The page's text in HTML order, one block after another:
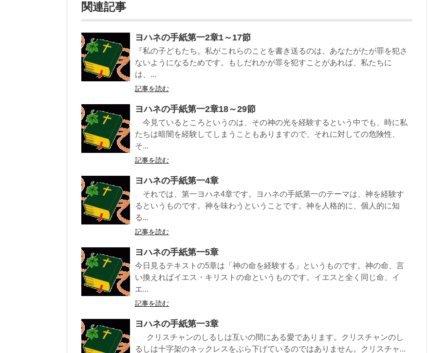
関連記事
ヨハネの手紙第一2章1～17節
『私の子どもたち。私がこれらのことを書き送るのは、あなたがたが罪を犯さ
ないようになるためです。もしだれかが罪を犯すことがあれば、私たちに
は、...
記事を読む
ヨハネの手紙第一2章18～29節
今見ているところというのは、その神の光を経験するという中でも、時に私
たちは暗闇を経験してしまうこともありますので、それに対しての危険性、
そ...
記事を読む
ヨハネの手紙第一4章
それでは、第一ヨハネ4章です。ヨハネの手紙第一のテーマは、神を経験す
るというものです。神を味わうということです。神を人格的に、個人的に知
る...
記事を読む
ヨハネの手紙第一5章
今日見るテキストの5章は「神の命を経験する」というものです。神の命、言
い換えればイエス・キリストの命というものです。イエスと全く同じ命、イ
エ...
記事を読む
ヨハネの手紙第一3章
クリスチャンのしるしは互いの間にある愛であります。クリスチャンのし
るしは十字架のネックレスをぶら下げているのではありません。クリスチャ...